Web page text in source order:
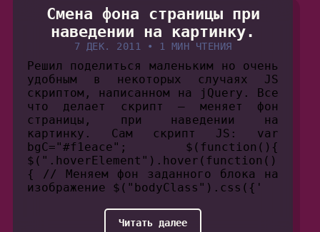
Смена фона страницы при
наведении на картинку.
7 ДЕК. 2011 • 1 МИН ЧТЕНИЯ
Решил поделиться маленьким но очень
удобным в некоторых случаях JS
скриптом, написанном на jQuery. Все
что делает скрипт — меняет фон
страницы, при наведении на
картинку. Сам скрипт JS: var
bgC="#f1eace"; $(function(){
$(".hoverElement").hover(function()
{ // Меняем фон заданного блока на
изображение $("bodyClass").css({'
Читать далее